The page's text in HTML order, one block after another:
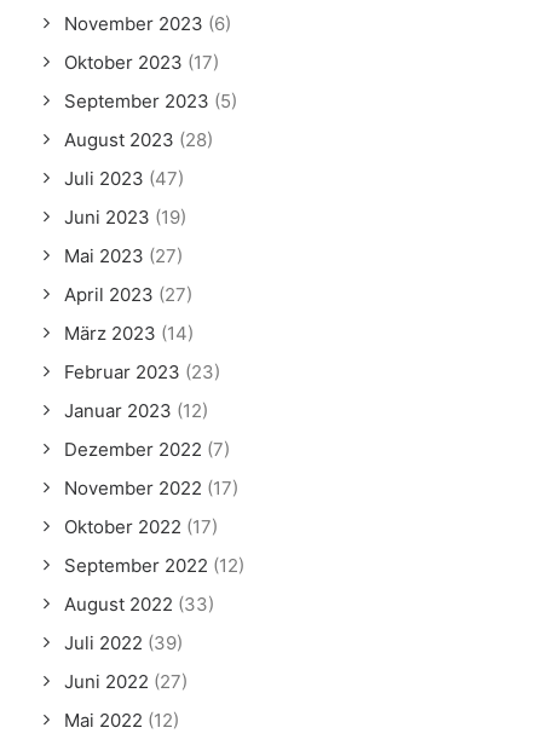
November 2023 (6)
Oktober 2023 (17)
September 2023 (5)
August 2023 (28)
Juli 2023 (47)
Juni 2023 (19)
Mai 2023 (27)
April 2023 (27)
März 2023 (14)
Februar 2023 (23)
Januar 2023 (12)
Dezember 2022 (7)
November 2022 (17)
Oktober 2022 (17)
September 2022 (12)
August 2022 (33)
Juli 2022 (39)
Juni 2022 (27)
Mai 2022 (12)